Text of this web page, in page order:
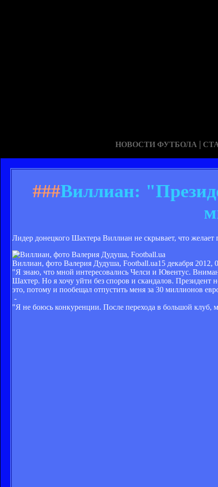
НОВОСТИ ФУТБОЛА |
###Виллиан:
Лидер донецкого Шахтера Виллиан не скрывает, что
Виллиан, фото Валерия Дудуша, Football.ua15 декабря 2012,
"Я знаю, что мной интересовались Челси и Ювентус.
Шахтер. Но я хочу уйти без споров и скандалов. Президент
это, потому и пообещал отпустить меня за 30 миллионов
-
"Я не боюсь конкуренции. После перехода в большой клуб,